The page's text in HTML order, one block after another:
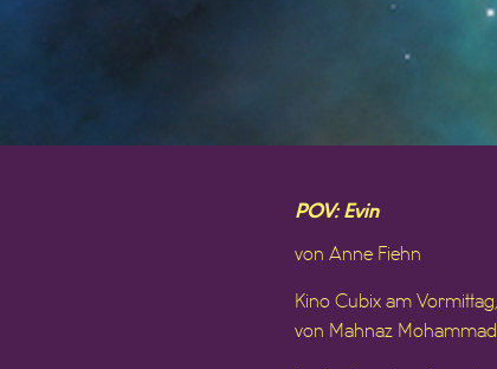
POV: Evin
von Anne Fiehn
Kino Cubix am
von Mahnaz